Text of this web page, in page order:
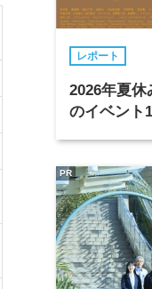
レポート
2026年夏休
のイベント
PR